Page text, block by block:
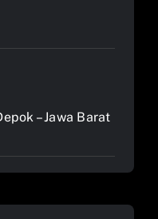
– Jawa Barat